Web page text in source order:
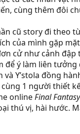
cùng thêm đôi
cũ story đi theo
của mình gặp
cử như cảnh
để ý làm liên
Y’stola đồng
1 người thiết
onlineFinal
thú vị, hài hước.